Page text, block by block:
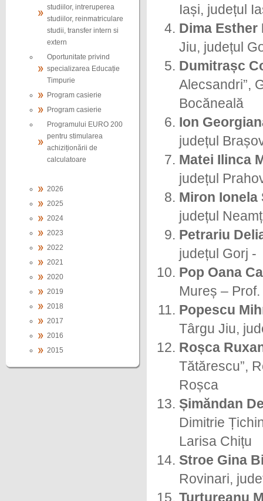
studiilor, intreruperea
studiilor, reinmatriculare
studii, transfer intern si
extern
Oportunitate privind
specializarea Educație
Timpurie
Program casierie
Program casierie
Programului EURO 200
pentru stimularea
achiziționării de
calculatoare
2026
2025
2024
2023
2022
2021
2020
2019
2018
2017
2016
2015
Iași, județul
Dima Esther
Jiu, județul
Dumitrașc
Alecsandri”,
Bocăneală
Ion
județul
Matei Ilinca
județul
Miron Ionela
județul
Petrariu
județul Gorj -
Pop Oana
Mureș –
Popescu
Târgu Jiu,
Roșca
Tătărescu”,
Roșca
Șimăndan
Dimitrie
Larisa Chițu
Stroe Gina
Rovinari,
Turtureanu